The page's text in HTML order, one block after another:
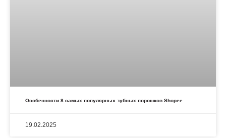
Особенности 8 самых популярных зубных порошков Shopee
19.02.2025